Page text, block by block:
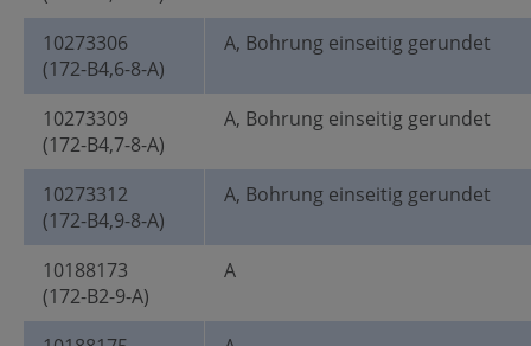
10273306
(172-B4,6-8-A)
A, Bohrung einseitig gerundet
10273309
(172-B4,7-8-A)
A, Bohrung einseitig gerundet
10273312
(172-B4,9-8-A)
A, Bohrung einseitig gerundet
10188173
(172-B2-9-A)
A